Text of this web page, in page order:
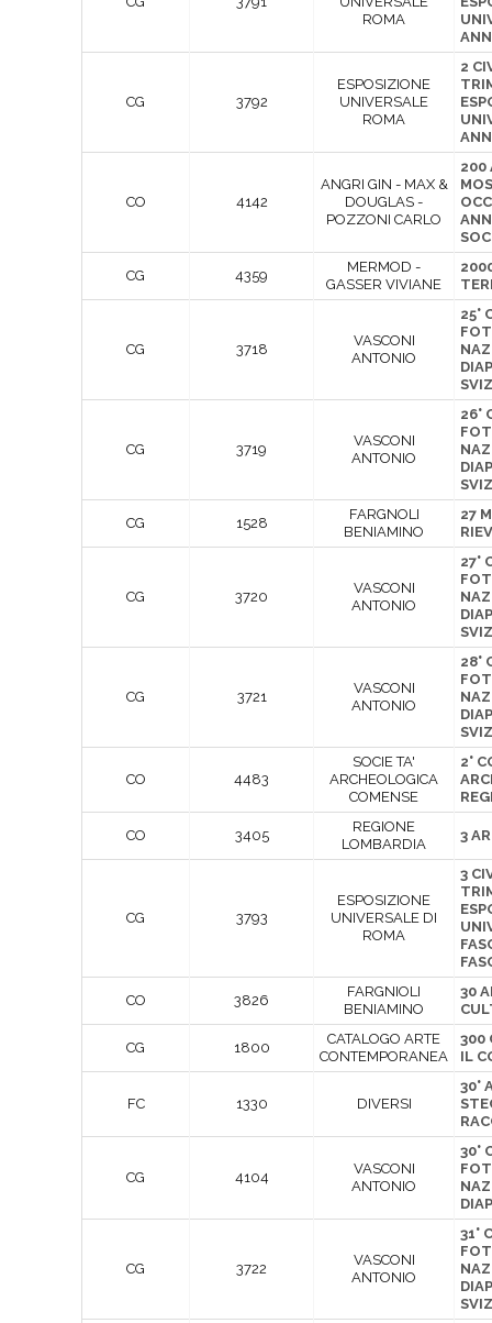
ROMA
CG 3792
ESPOSIZIONE
UNIVERSALE
ROMA
2
CO 4142
ANGRI GIN - MAX &
DOUGLAS -
POZZONI CARLO
200
CG 4359
MERMOD -
GASSER VIVIANE
CG 3718
VASCONI
ANTONIO
25°
CG 3719
VASCONI
ANTONIO
26°
CG 1528
FARGNOLI
BENIAMINO
27
CG 3720
VASCONI
ANTONIO
27°
CG 3721
VASCONI
ANTONIO
28°
CO 4483
SOCIE TA'
ARCHEOLOGICA
COMENSE
2°
CO 3405
REGIONE
LOMBARDIA
3
CG 3793
ESPOSIZIONE
UNIVERSALE DI
ROMA
3
CO 3826
FARGNIOLI
BENIAMINO
30
CG 1800
CATALOGO ARTE
CONTEMPORANEA
300
IL
FC 1330 DIVERSI
30°
CG 4104
VASCONI
ANTONIO
30°
CG 3722
VASCONI
ANTONIO
31°